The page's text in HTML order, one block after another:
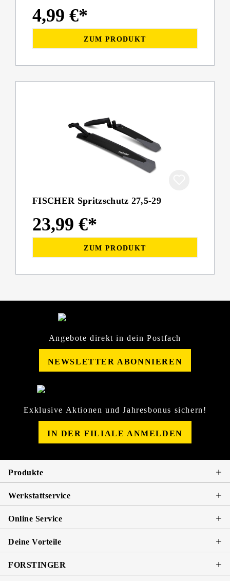
4,99 €*
ZUM PRODUKT
FISCHER Spritzschutz 27,5-29
23,99 €*
ZUM PRODUKT
Angebote direkt in dein Postfach
NEWSLETTER ABONNIEREN
Exklusive Aktionen und Jahresbonus sichern!
IN DER FILIALE ANMELDEN
Produkte
Werkstattservice
Online Service
Deine Vorteile
FORSTINGER